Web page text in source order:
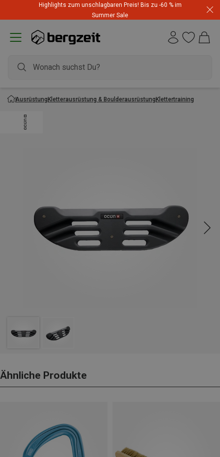
Highlights zum unschlagbaren Preis! Bis zu -60 % im
Summer Sale
AusrüstungKletterausrüstung & BoulderausrüstungKlettertraining
Ähnliche Produkte